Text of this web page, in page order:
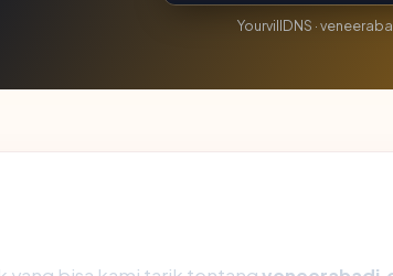
YourvillDNS ·